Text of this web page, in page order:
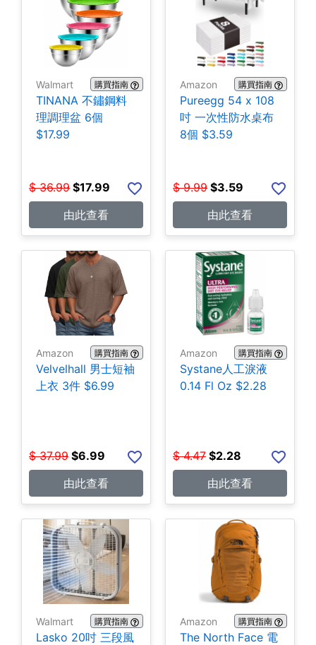
Walmart 購買指南
TINANA 不鏽鋼料
理調理盆 6個
$17.99
$ 36.99 $17.99
由此查看
Amazon 購買指南
Pureegg 54 x 108
吋 一次性防水桌布
8個 $3.59
$ 9.99 $3.59
由此查看
Amazon 購買指南
Velvelhall 男士短袖
上衣 3件 $6.99
$ 37.99 $6.99
由此查看
Amazon 購買指南
Systane人工淚液
0.14 Fl Oz $2.28
$ 4.47 $2.28
由此查看
Walmart 購買指南
Lasko 20吋 三段風
Amazon 購買指南
The North Face 電